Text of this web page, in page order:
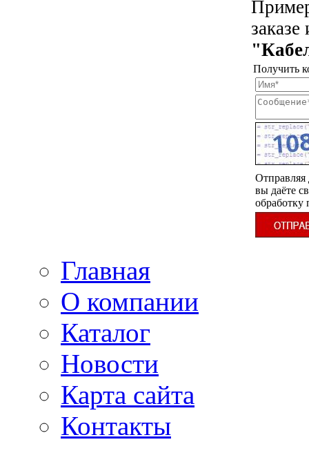
Получить
Отправляя
вы даёте
обработку
Главная
О компании
Каталог
Новости
Карта сайта
Контакты